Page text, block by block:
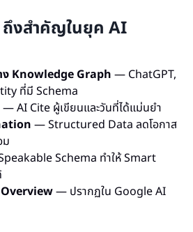
ถึงสำคัญในยุค AI
ง Knowledge Graph — ChatGPT,
ที่มี Schema
— AI Cite ผู้เขียนและวันที่ได้แม่นยำ
— Structured Data ลดโอกาส
ม
Schema ทำให้ Smart
— ปรากฏใน Google AI